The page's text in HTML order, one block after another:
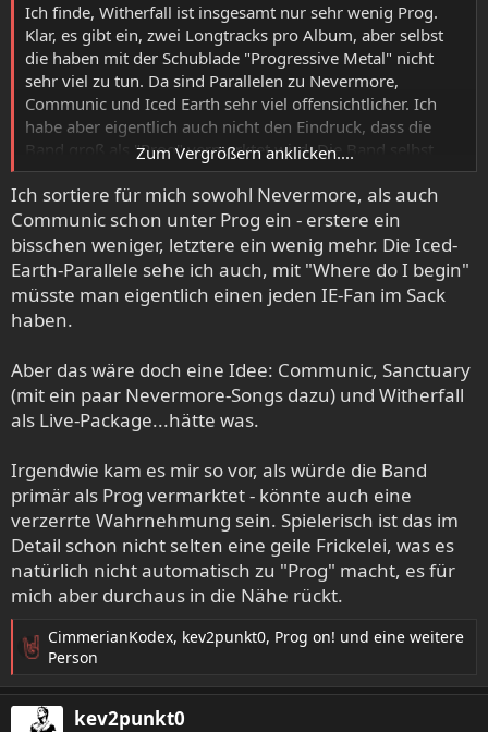
Ich finde, Witherfall ist insgesamt nur sehr wenig Prog.
Klar, es gibt ein, zwei Longtracks pro Album, aber selbst
die haben mit der Schublade "Progressive Metal" nicht
sehr viel zu tun. Da sind Parallelen zu Nevermore,
Communic und Iced Earth sehr viel offensichtlicher. Ich
habe aber eigentlich auch nicht den Eindruck, dass die
Band groß als "Prog" vermarktet wird. Die Band selbst
nennt es in ihren Newslettern "Dark Melodic Metal", was
ich ganz passend finde. Von daher glaube ich auch nicht,
dass die Jungs wegen des "Prog-Stempels" unter dem
Radar laufen.
Zum Vergrößern anklicken....
Ich sortiere für mich sowohl Nevermore, als auch
Communic schon unter Prog ein - erstere ein
bisschen weniger, letztere ein wenig mehr. Die Iced-
Earth-Parallele sehe ich auch, mit "Where do I begin"
müsste man eigentlich einen jeden IE-Fan im Sack
haben.
Aber das wäre doch eine Idee: Communic, Sanctuary
(mit ein paar Nevermore-Songs dazu) und Witherfall
als Live-Package...hätte was.
Irgendwie kam es mir so vor, als würde die Band
primär als Prog vermarktet - könnte auch eine
verzerrte Wahrnehmung sein. Spielerisch ist das im
Detail schon nicht selten eine geile Frickelei, was es
natürlich nicht automatisch zu "Prog" macht, es für
mich aber durchaus in die Nähe rückt.
R
a
CimmerianKodex, kev2punkt0, Prog on! und eine weitere
Person
kev2punkt0